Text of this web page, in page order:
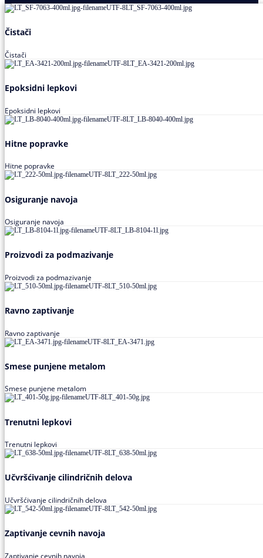
Čistači
Čistači
Epoksidni lepkovi
Epoksidni lepkovi
Hitne popravke
Hitne popravke
Osiguranje navoja
Osiguranje navoja
Proizvodi za podmazivanje
Proizvodi za podmazivanje
Ravno zaptivanje
Ravno zaptivanje
Smese punjene metalom
Smese punjene metalom
Trenutni lepkovi
Trenutni lepkovi
Učvršćivanje cilindričnih delova
Učvršćivanje cilindričnih delova
Zaptivanje cevnih navoja
Zaptivanje cevnih navoja